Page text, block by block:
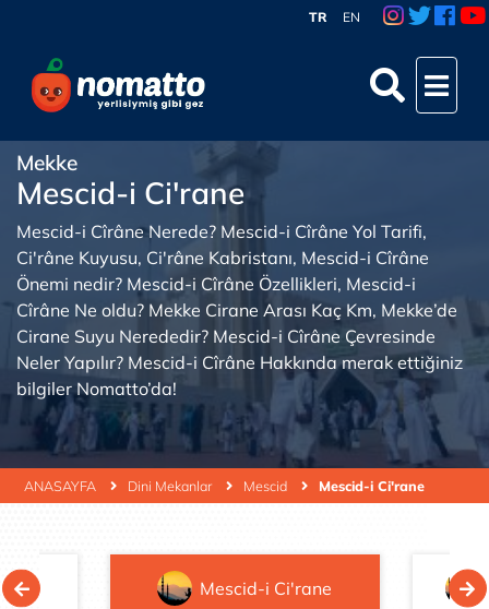
TR EN
ANASAYFA Dini Mekanlar Mescid Mescid-i Ci'rane
Mekke
Mescid-i Ci'rane
Mescid-i Cîrâne Nerede? Mescid-i Cîrâne Yol Tarifi,
Ci'râne Kuyusu, Ci'râne Kabristanı, Mescid-i Cîrâne
Önemi nedir? Mescid-i Cîrâne Özellikleri, Mescid-i
Cîrâne Ne oldu? Mekke Cirane Arası Kaç Km, Mekke’de
Cirane Suyu Nerededir? Mescid-i Cîrâne Çevresinde
Neler Yapılır? Mescid-i Cîrâne Hakkında merak ettiğiniz
bilgiler Nomatto’da!
Mescid-i Ci'rane